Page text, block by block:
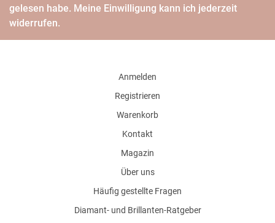
gelesen habe. Meine Einwilligung kann ich jederzeit
widerrufen.
Anmelden
Registrieren
Warenkorb
Kontakt
Magazin
Über uns
Häufig gestellte Fragen
Diamant- und Brillanten-Ratgeber